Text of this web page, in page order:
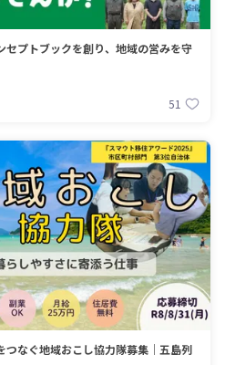
セプトブックを創り、地域の営みを守
51
つなぐ地域おこし協力隊募集｜五島列